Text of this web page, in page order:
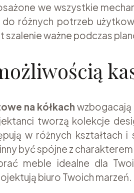
we wszystkie
różnych potrzeb
ważne podczas
na kółkachwzbogacają
tworzą kolekcje
w różnych kształtach
być spójne z
meble idealne dla
biuro Twoich marzeń.